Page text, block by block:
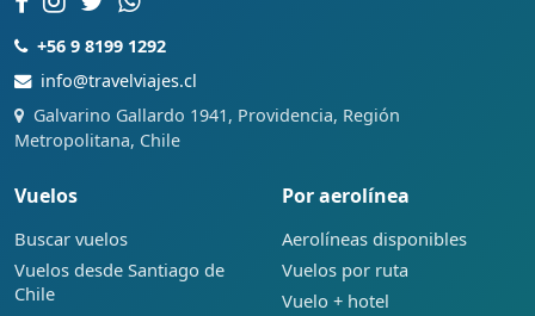
+56 9 8199 1292
info@travelviajes.cl
Galvarino Gallardo 1941, Providencia, Región
Metropolitana, Chile
Vuelos
Buscar vuelos
Vuelos desde Santiago de
Chile
Por aerolínea
Aerolíneas disponibles
Vuelos por ruta
Vuelo + hotel